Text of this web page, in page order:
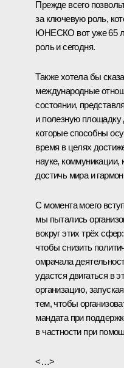
Прежде всего
за ключевую роль,
ЮНЕСКО вот уже 65
роль и сегодня.
Также хотела бы
международные
состоянии,
и полезную площадку
которые способны
время в целях
науке, коммуникации,
достичь мира и
С момента моего
мы пытались
вокруг этих трёх
чтобы снизить
омрачала
удастся двигаться в
организацию,
тем, чтобы
мандата при
в частности при
<…>